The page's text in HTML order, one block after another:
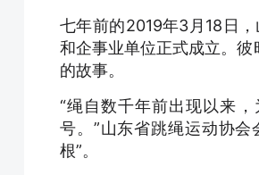
七年前的2019年3月18日
和企事业单位正式成立。
的故事。
“绳自数千年前出现以来
号。”山东省跳绳运动协
根”。